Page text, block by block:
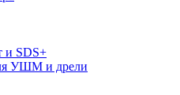
и SDS+
УШМ и дрели